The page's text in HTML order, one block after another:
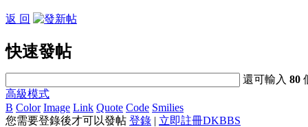
返 回
快速發帖
還可輸入80
高級模式
B Color Image Link Quote Code Smilies
您需要登錄後才可以發帖 登錄 | 立即註冊DKBBS